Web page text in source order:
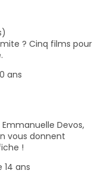
? Cinq films pour
ans
Devos,
vous donnent
!
14 ans